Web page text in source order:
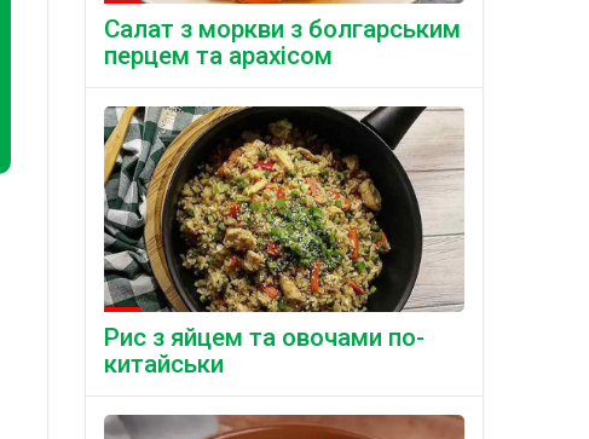
Салат з моркви з болгарським
перцем та арахісом
Рис з яйцем та овочами по-
китайськи